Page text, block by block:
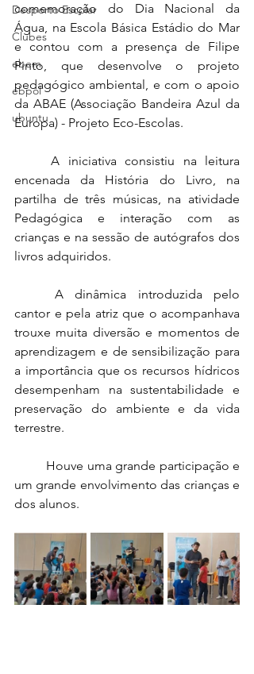
Desporto Escolar
Clubes
ebem
ebpol
ubuntu
comemoração do Dia Nacional da
Água, na Escola Básica Estádio do Mar
e contou com a presença de Filipe
Pinto, que desenvolve o projeto
pedagógico ambiental, e com o apoio
da ABAE (Associação Bandeira Azul da
Europa) - Projeto Eco-Escolas.
	A iniciativa consistiu na leitura
encenada da História do Livro, na
partilha de três músicas, na atividade
Pedagógica e interação com as
crianças e na sessão de autógrafos dos
livros adquiridos.
cantor e pela atriz que o acompanhava
trouxe muita diversão e momentos de
aprendizagem e de sensibilização para
a importância que os recursos hídricos
desempenham na sustentabilidade e
preservação do ambiente e da vida
terrestre.
um grande envolvimento das crianças e
dos alunos.